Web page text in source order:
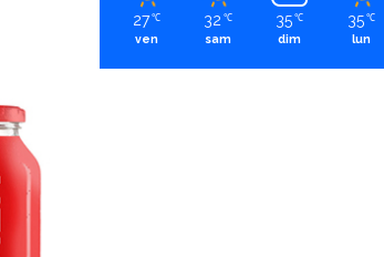
27 ℃
ven
32 ℃
sam
35 ℃
dim
35 ℃
lun